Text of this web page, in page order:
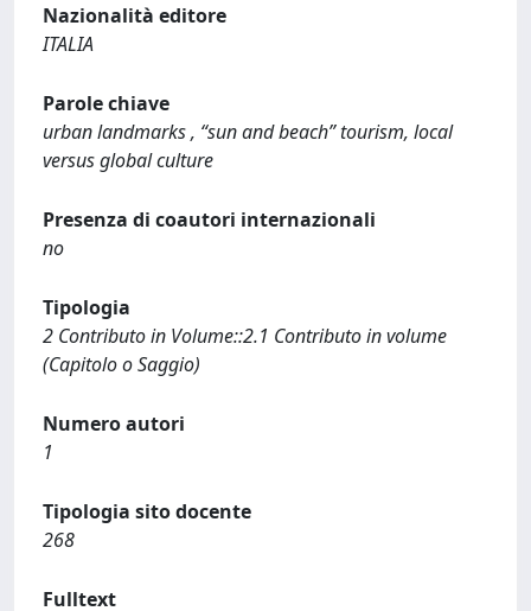
Nazionalità editore
ITALIA
Parole chiave
urban landmarks , “sun and beach” tourism, local
versus global culture
Presenza di coautori internazionali
no
Tipologia
2 Contributo in Volume::2.1 Contributo in volume
(Capitolo o Saggio)
Numero autori
1
Tipologia sito docente
268
Fulltext